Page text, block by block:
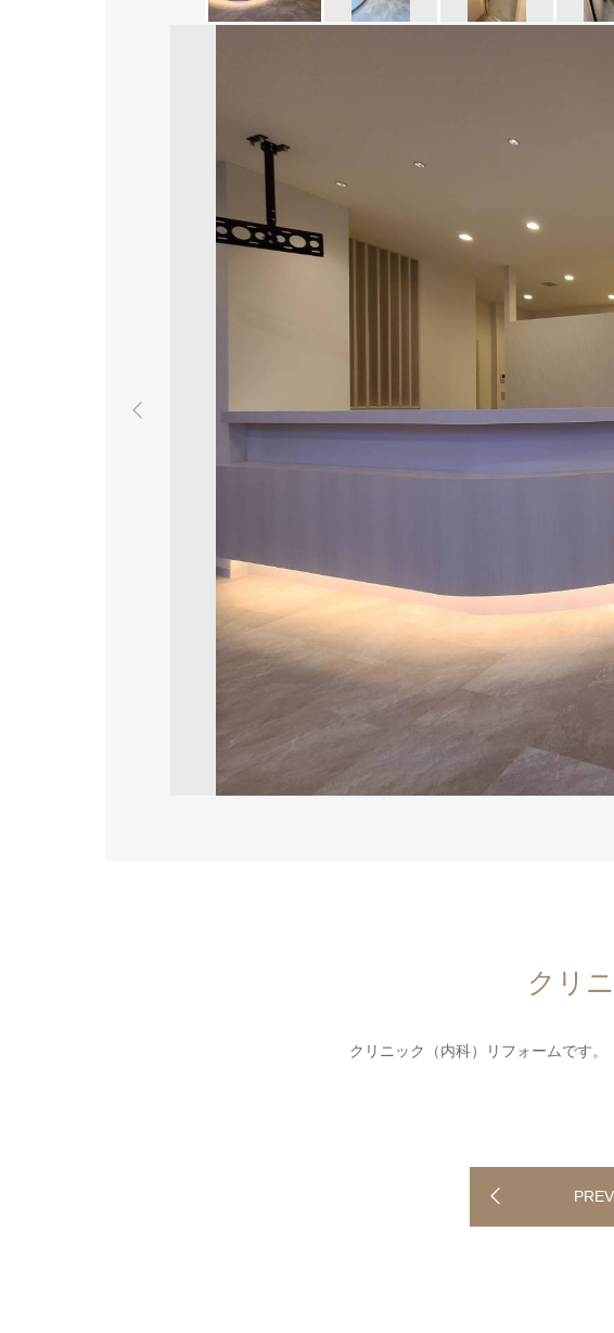
クリ
クリニック（内科）リフォームです。
PREV